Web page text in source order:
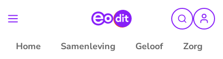
Home Samenleving Geloof Zorg
©